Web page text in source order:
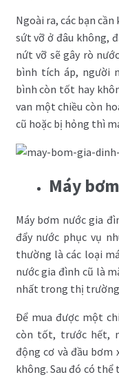
Ngoài ra, các bạn
sứt vỡ ở đâu không,
nứt vỡ sẽ gây rò
bình tích áp, người
bình còn tốt hay
van một chiều còn
cũ hoặc bị hỏng thì
Máy
Máy bơm nước gia
đẩy nước phục vụ
thường là các loại
nước gia đình cũ là
nhất trong thị trường
Để mua được một
còn tốt, trước hết,
động cơ và đầu bơm
không. Sau đó có